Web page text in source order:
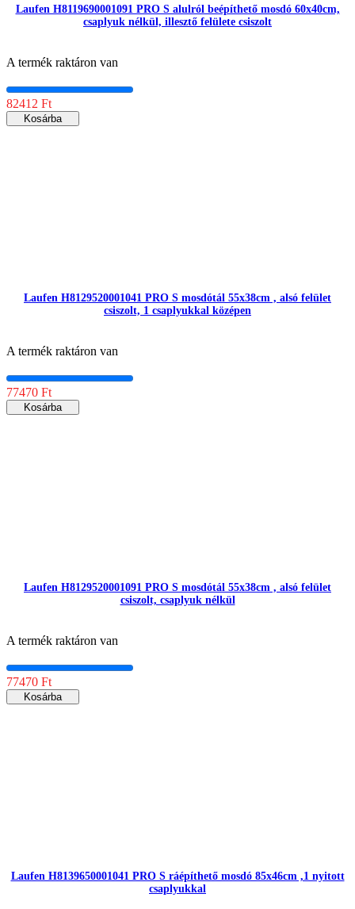
Laufen H8119690001091 PRO S alulról beépíthető mosdó 60x40cm,
csaplyuk nélkül, illesztő felülete csiszolt
A termék raktáron van
82412 Ft
Kosárba
Laufen H8129520001041 PRO S mosdótál 55x38cm , alsó felület
csiszolt, 1 csaplyukkal középen
A termék raktáron van
77470 Ft
Kosárba
Laufen H8129520001091 PRO S mosdótál 55x38cm , alsó felület
csiszolt, csaplyuk nélkül
A termék raktáron van
77470 Ft
Kosárba
Laufen H8139650001041 PRO S ráépíthető mosdó 85x46cm ,1 nyitott
csaplyukkal